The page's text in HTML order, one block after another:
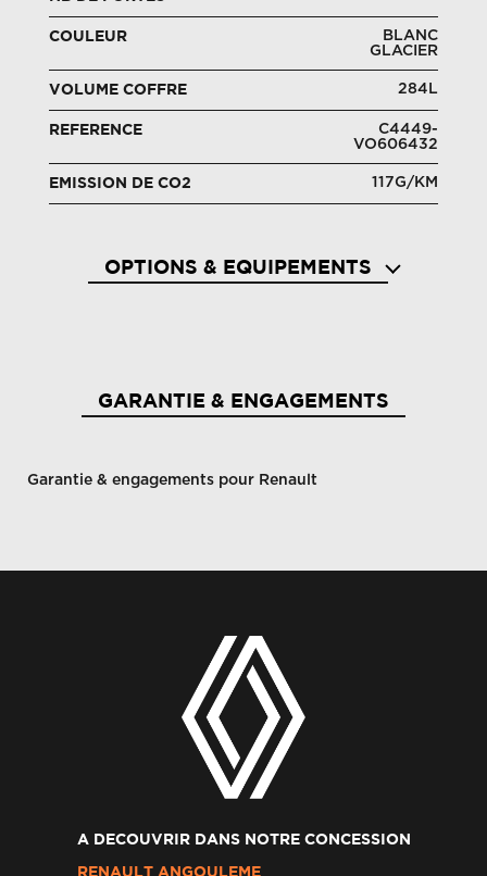
COULEUR
BLANC
GLACIER
VOLUME COFFRE 284L
REFERENCE
C4449-
VO606432
EMISSION DE CO2 117G/KM
OPTIONS & EQUIPEMENTS
GARANTIE & ENGAGEMENTS
Garantie & engagements pour Renault
A DECOUVRIR DANS NOTRE CONCESSION
RENAULT ANGOULEME